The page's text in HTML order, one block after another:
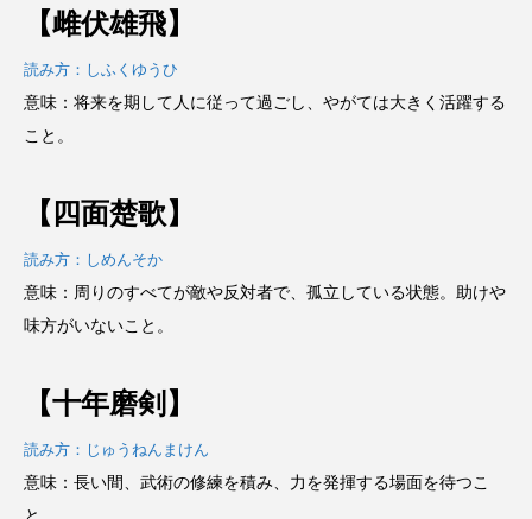
【雌伏雄飛】
読み方：しふくゆうひ
意味：将来を期して人に従って過ごし、やがては大きく活躍する
こと。
【四面楚歌】
読み方：しめんそか
意味：周りのすべてが敵や反対者で、孤立している状態。助けや
味方がいないこと。
【十年磨剣】
読み方：じゅうねんまけん
意味：長い間、武術の修練を積み、力を発揮する場面を待つこ